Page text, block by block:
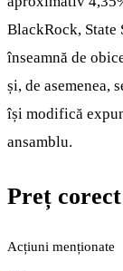
BlackRock, State
înseamnă de
și, de asemenea,
își modifică
ansamblu.
Preț corect
Acțiuni menționate